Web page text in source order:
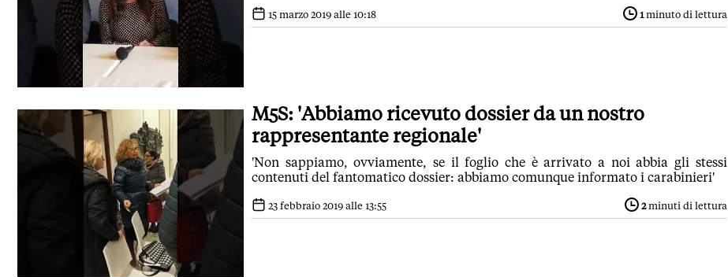
15 marzo 2019 alle 10:18 1minuto di lettura
M5S: 'Abbiamo ricevuto dossier da un nostro
rappresentante regionale'
'Non sappiamo, ovviamente, se il foglio che è arrivato a noi abbia gli stessi
contenuti del fantomatico dossier: abbiamo comunque informato i carabinieri'
23 febbraio 2019 alle 13:55 2minuti di lettura